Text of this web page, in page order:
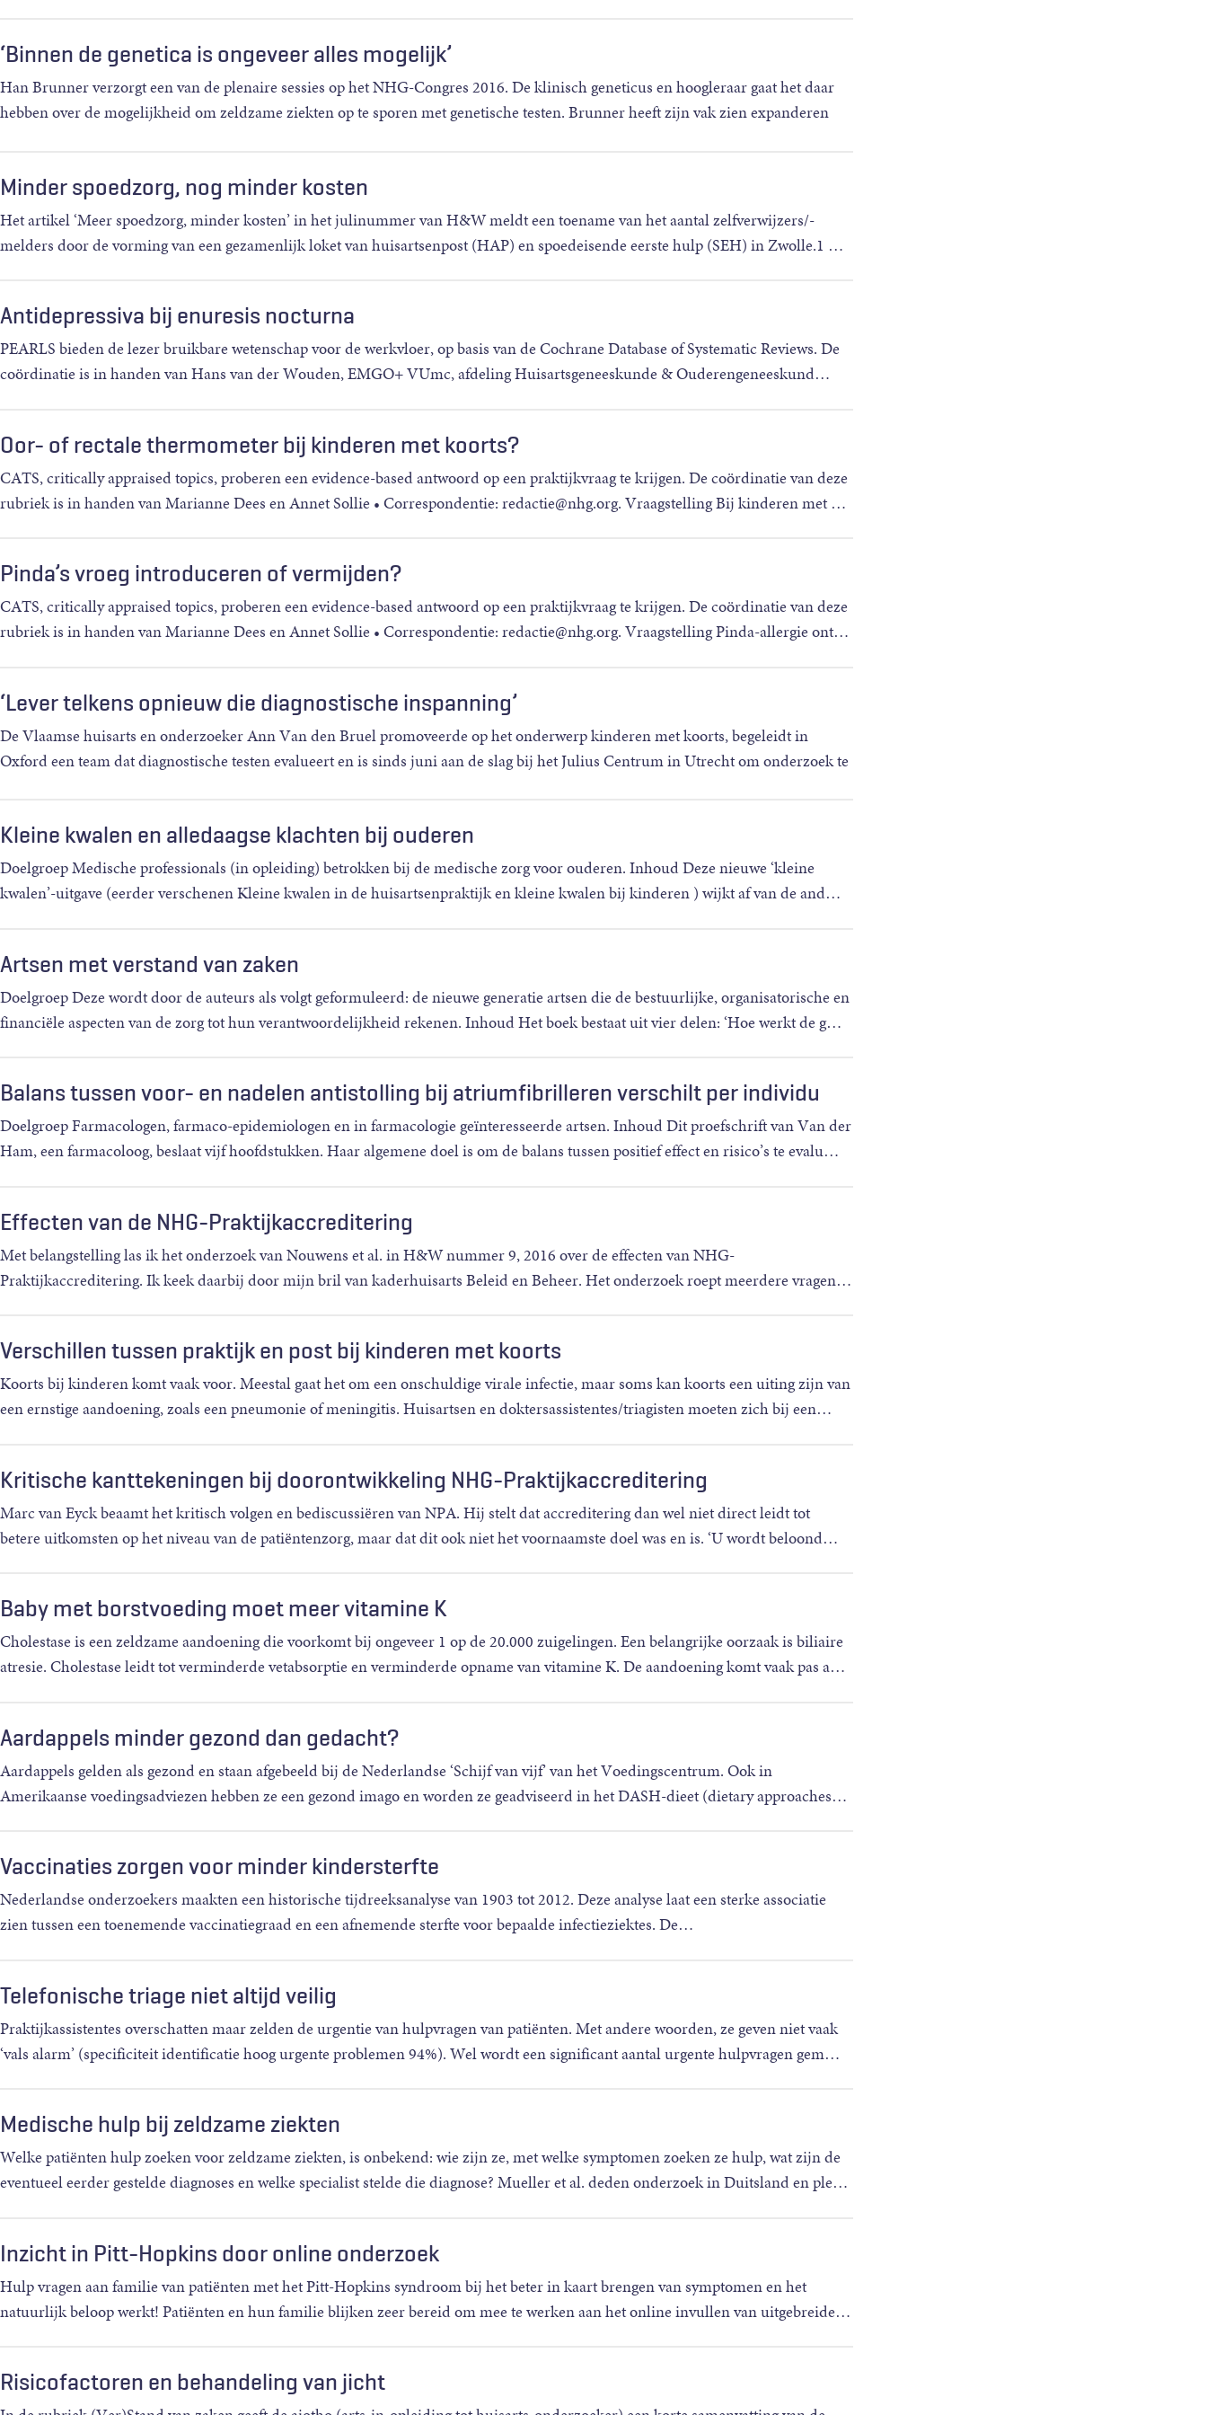
‘Binnen de genetica is ongeveer alles mogelijk’
Han Brunner verzorgt een van de plenaire sessies op het NHG-Congres 2016. De klinisch geneticus en hoogleraar gaat het daar
hebben over de mogelijkheid om zeldzame ziekten op te sporen met genetische testen. Brunner heeft zijn vak zien expanderen
Minder spoedzorg, nog minder kosten
Het artikel ‘Meer spoedzorg, minder kosten’ in het julinummer van H&W meldt een toename van het aantal zelfverwijzers/-
melders door de vorming van een gezamenlijk loket van huisartsenpost (HAP) en spoedeisende eerste hulp (SEH) in Zwolle.1 …
Antidepressiva bij enuresis nocturna
PEARLS bieden de lezer bruikbare wetenschap voor de werkvloer, op basis van de Cochrane Database of Systematic Reviews. De
coördinatie is in handen van Hans van der Wouden, EMGO+ VUmc, afdeling Huisartsgeneeskunde & Ouderengeneeskund…
Oor- of rectale thermometer bij kinderen met koorts?
CATS, critically appraised topics, proberen een evidence-based antwoord op een praktijkvraag te krijgen. De coördinatie van deze
rubriek is in handen van Marianne Dees en Annet Sollie • Correspondentie: redactie@nhg.org. Vraagstelling Bij kinderen met …
Pinda’s vroeg introduceren of vermijden?
CATS, critically appraised topics, proberen een evidence-based antwoord op een praktijkvraag te krijgen. De coördinatie van deze
rubriek is in handen van Marianne Dees en Annet Sollie • Correspondentie: redactie@nhg.org. Vraagstelling Pinda-allergie ont…
‘Lever telkens opnieuw die diagnostische inspanning’
De Vlaamse huisarts en onderzoeker Ann Van den Bruel promoveerde op het onderwerp kinderen met koorts, begeleidt in
Oxford een team dat diagnostische testen evalueert en is sinds juni aan de slag bij het Julius Centrum in Utrecht om onderzoek te
Kleine kwalen en alledaagse klachten bij ouderen
Doelgroep Medische professionals (in opleiding) betrokken bij de medische zorg voor ouderen. Inhoud Deze nieuwe ‘kleine
kwalen’-uitgave (eerder verschenen Kleine kwalen in de huisartsenpraktijk en kleine kwalen bij kinderen ) wijkt af van de and…
Artsen met verstand van zaken
Doelgroep Deze wordt door de auteurs als volgt geformuleerd: de nieuwe generatie artsen die de bestuurlijke, organisatorische en
financiële aspecten van de zorg tot hun verantwoordelijkheid rekenen. Inhoud Het boek bestaat uit vier delen: ‘Hoe werkt de g…
Balans tussen voor- en nadelen antistolling bij atriumfibrilleren verschilt per individu
Doelgroep Farmacologen, farmaco-epidemiologen en in farmacologie geïnteresseerde artsen. Inhoud Dit proefschrift van Van der
Ham, een farmacoloog, beslaat vijf hoofdstukken. Haar algemene doel is om de balans tussen positief effect en risico’s te evalu…
Effecten van de NHG-Praktijkaccreditering
Met belangstelling las ik het onderzoek van Nouwens et al. in H&W nummer 9, 2016 over de effecten van NHG-
Praktijkaccreditering. Ik keek daarbij door mijn bril van kaderhuisarts Beleid en Beheer. Het onderzoek roept meerdere vragen…
Verschillen tussen praktijk en post bij kinderen met koorts
Koorts bij kinderen komt vaak voor. Meestal gaat het om een onschuldige virale infectie, maar soms kan koorts een uiting zijn van
een ernstige aandoening, zoals een pneumonie of meningitis. Huisartsen en doktersassistentes/triagisten moeten zich bij een…
Kritische kanttekeningen bij doorontwikkeling NHG-Praktijkaccreditering
Marc van Eyck beaamt het kritisch volgen en bediscussiëren van NPA. Hij stelt dat accreditering dan wel niet direct leidt tot
betere uitkomsten op het niveau van de patiëntenzorg, maar dat dit ook niet het voornaamste doel was en is. ‘U wordt beloond…
Baby met borstvoeding moet meer vitamine K
Cholestase is een zeldzame aandoening die voorkomt bij ongeveer 1 op de 20.000 zuigelingen. Een belangrijke oorzaak is biliaire
atresie. Cholestase leidt tot verminderde vetabsorptie en verminderde opname van vitamine K. De aandoening komt vaak pas a…
Aardappels minder gezond dan gedacht?
Aardappels gelden als gezond en staan afgebeeld bij de Nederlandse ‘Schijf van vijf’ van het Voedingscentrum. Ook in
Amerikaanse voedingsadviezen hebben ze een gezond imago en worden ze geadviseerd in het DASH-dieet (dietary approaches…
Vaccinaties zorgen voor minder kindersterfte
Nederlandse onderzoekers maakten een historische tijdreeksanalyse van 1903 tot 2012. Deze analyse laat een sterke associatie
zien tussen een toenemende vaccinatiegraad en een afnemende sterfte voor bepaalde infectieziektes. De…
Telefonische triage niet altijd veilig
Praktijkassistentes overschatten maar zelden de urgentie van hulpvragen van patiënten. Met andere woorden, ze geven niet vaak
‘vals alarm’ (specificiteit identificatie hoog urgente problemen 94%). Wel wordt een significant aantal urgente hulpvragen gem…
Medische hulp bij zeldzame ziekten
Welke patiënten hulp zoeken voor zeldzame ziekten, is onbekend: wie zijn ze, met welke symptomen zoeken ze hulp, wat zijn de
eventueel eerder gestelde diagnoses en welke specialist stelde die diagnose? Mueller et al. deden onderzoek in Duitsland en ple…
Inzicht in Pitt-Hopkins door online onderzoek
Hulp vragen aan familie van patiënten met het Pitt-Hopkins syndroom bij het beter in kaart brengen van symptomen en het
natuurlijk beloop werkt! Patiënten en hun familie blijken zeer bereid om mee te werken aan het online invullen van uitgebreide…
Risicofactoren en behandeling van jicht